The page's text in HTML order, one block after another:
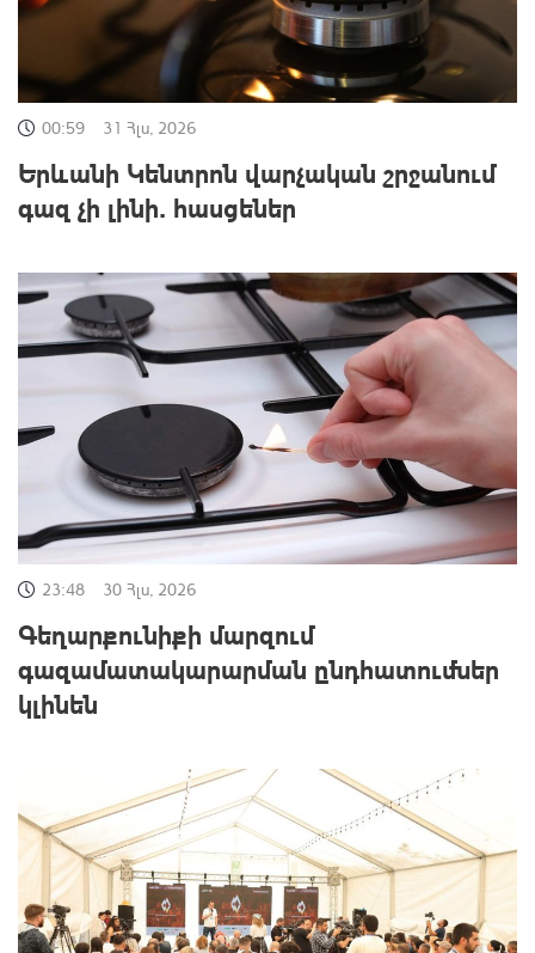
00:59 31 Հլս, 2026
Երևանի Կենտրոն վարչական շրջանում
գազ չի լինի․ հասցեներ
23:48 30 Հլս, 2026
Գեղարքունիքի մարզում
գազամատակարարման ընդհատումներ
կլինեն